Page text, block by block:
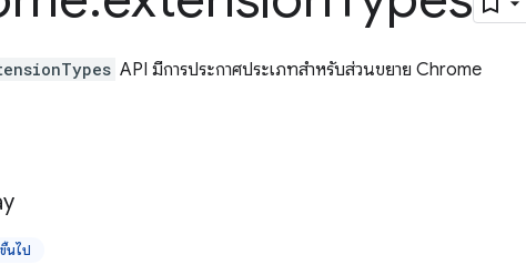
API มีการประกาศประเภทสำหรับส่วนขยาย Chrome
นไป